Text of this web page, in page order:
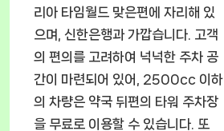
리아 타임월드 맞은편에 자리해 있
으며, 신한은행과 가깝습니다. 고객
의 편의를 고려하여 넉넉한 주차 공
간이 마련되어 있어, 2500cc 이하
의 차량은 약국 뒤편의 타워 주차장
을 무료로 이용할 수 있습니다. 또